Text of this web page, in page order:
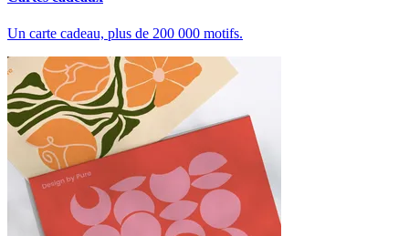
Un carte cadeau, plus de 200 000 motifs.